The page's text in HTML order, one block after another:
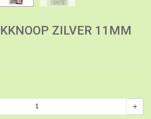
ZILVER 11MM
+